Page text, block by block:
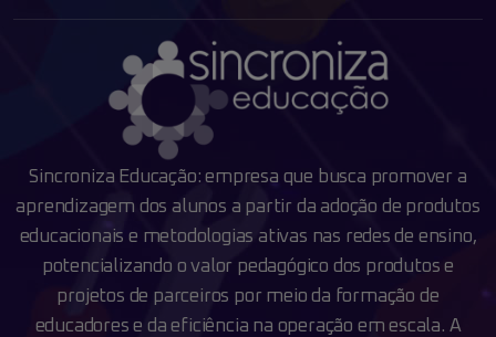
Sincroniza Educação: empresa que busca promover a
aprendizagem dos alunos a partir da adoção de produtos
educacionais e metodologias ativas nas redes de ensino,
potencializando o valor pedagógico dos produtos e
projetos de parceiros por meio da formação de
educadores e da eficiência na operação em escala. A